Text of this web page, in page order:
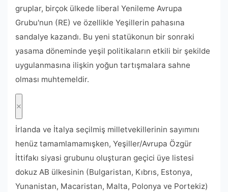
gruplar, birçok ülkede liberal Yenileme Avrupa
Grubu'nun (RE) ve özellikle Yeşillerin pahasına
sandalye kazandı. Bu yeni statükonun bir sonraki
yasama döneminde yeşil politikaların etkili bir şekilde
uygulanmasına ilişkin yoğun tartışmalara sahne
olması muhtemeldir.
İrlanda ve İtalya seçilmiş milletvekillerinin sayımını
henüz tamamlamamışken, Yeşiller/Avrupa Özgür
İttifakı siyasi grubunu oluşturan geçici üye listesi
dokuz AB ülkesinin (Bulgaristan, Kıbrıs, Estonya,
Yunanistan, Macaristan, Malta, Polonya ve Portekiz)